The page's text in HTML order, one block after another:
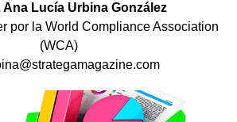
Ana Lucía Urbina González
por la World Compliance Association
(WCA)